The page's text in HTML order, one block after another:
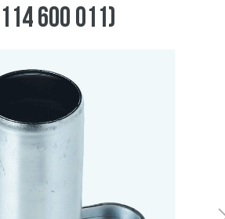
600 011)